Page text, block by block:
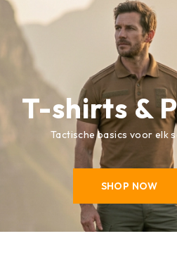
T-shirts &
Tactische basics voor elk
SHOP NOW